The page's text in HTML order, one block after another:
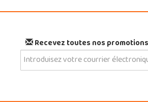
Recevez toutes nos